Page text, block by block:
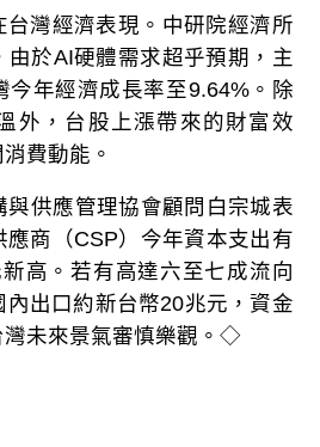
灣經濟表現。中研院經濟所
於AI硬體需求超乎預期，主
今年經濟成長率至9.64%。除
外，台股上漲帶來的財富效
費動能。
與供應管理協會顧問白宗城表
商（CSP）今年資本支出有
高。若有高達六至七成流向
出口約新台幣20兆元，資金
灣未來景氣審慎樂觀。◇